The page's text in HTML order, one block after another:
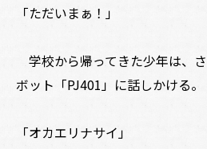
「ただいまぁ！」
学校から帰ってきた少年は、
ボット「PJ401」に話しかける。
「オカエリナサイ」